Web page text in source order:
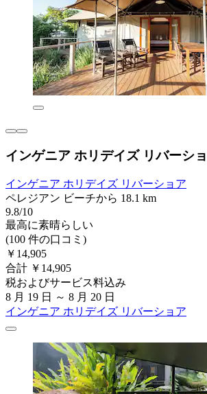
インゲニア ホリデイズ リバーシ
インゲニア ホリデイズ リバーショア
ペレジアン ビーチから 18.1 km
9.8/10
最高に素晴らしい
(100 件の口コミ)
￥14,905
合計 ￥14,905
税およびサービス料込み
8 月 19 日 ～ 8 月 20 日
インゲニア ホリデイズ リバーショア